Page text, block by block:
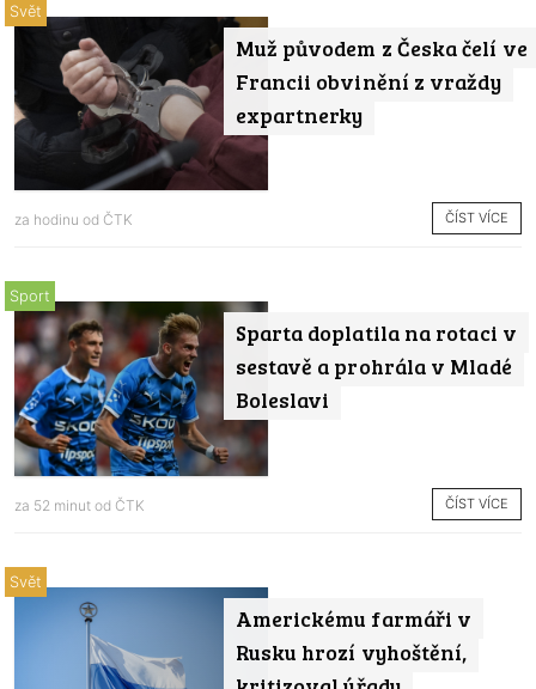
Muž původem z Česka čelí ve
Francii obvinění z vraždy
expartnerky
Svět
za hodinu od ČTK ČÍST VÍCE
Sparta doplatila na rotaci v
sestavě a prohrála v Mladé
Boleslavi
Sport
za 52 minut od ČTK ČÍST VÍCE
Americkému farmáři v
Rusku hrozí vyhoštění,
Svět